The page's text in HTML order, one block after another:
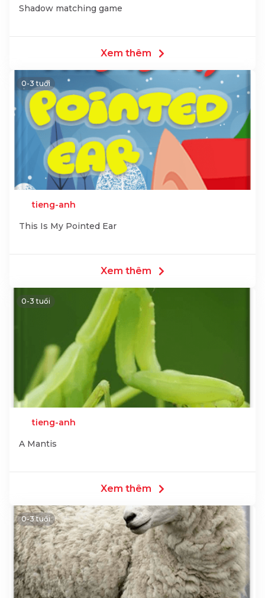
Shadow matching game
Xem thêm
0-3 tuổi
tieng-anh
This Is My Pointed Ear
Xem thêm
0-3 tuổi
tieng-anh
A Mantis
Xem thêm
0-3 tuổi